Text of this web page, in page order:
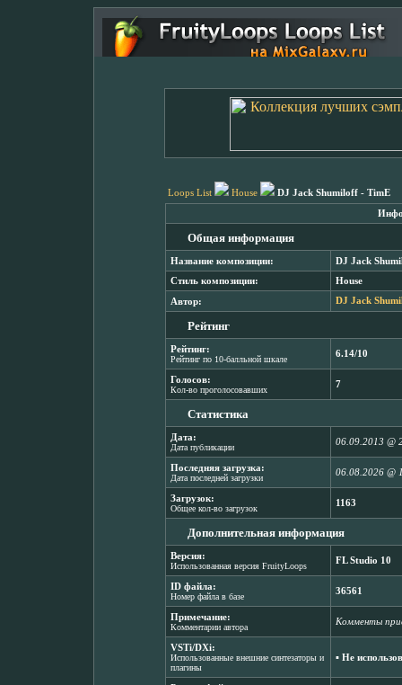
Loops List House DJ Jack Shumiloff - TimE
Общая информация
Название композиции: DJ Jack
Стиль композиции: House
Автор: DJ Jack
Рейтинг
Рейтинг:
Рейтинг по 10-балльной шкале
6.14/10
Голосов:
Кол-во проголосовавших
7
Статистика
Дата:
Дата публикации
06.09.2013 @
Последняя загрузка:
Дата последней загрузки
06.08.2026 @
Загрузок:
Общее кол-во загрузок
1163
Дополнительная информация
Версия:
Использованная версия FruityLoops
FL Studio 10
ID файла:
Номер файла в базе
36561
Примечание:
Комментарии автора
Комменты
VSTi/DXi:
Использованные внешние синтезаторы и
плагины
▪ Не